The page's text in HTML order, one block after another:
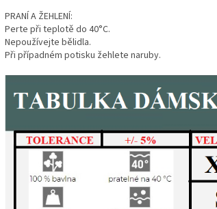
PRANÍ A ŽEHLENÍ:
Perte při teplotě do 40°C.
Nepoužívejte bělidla.
Při případném potisku žehlete naruby.